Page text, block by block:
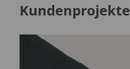
Kundenprojekte